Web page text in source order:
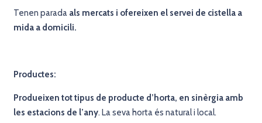
Tenen parada als mercats i ofereixen el servei de cistella a
mida a domicili.
Productes:
Produeixen tot tipus de producte d’horta, en sinèrgia amb
les estacions de l’any. La seva horta és natural i local.